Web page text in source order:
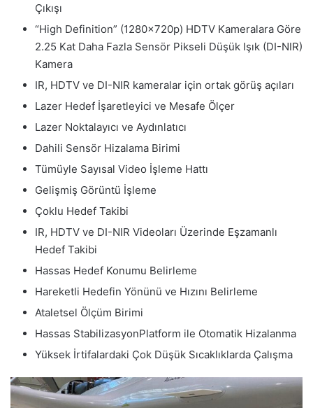
Çıkışı
“High Definition” (1280x720p) HDTV Kameralara Göre
2.25 Kat Daha Fazla Sensör Pikseli Düşük Işık (DI-NIR)
Kamera
IR, HDTV ve DI-NIR kameralar için ortak görüş açıları
Lazer Hedef İşaretleyici ve Mesafe Ölçer
Lazer Noktalayıcı ve Aydınlatıcı
Dahili Sensör Hizalama Birimi
Tümüyle Sayısal Video İşleme Hattı
Gelişmiş Görüntü İşleme
Çoklu Hedef Takibi
IR, HDTV ve DI-NIR Videoları Üzerinde Eşzamanlı
Hedef Takibi
Hassas Hedef Konumu Belirleme
Hareketli Hedefin Yönünü ve Hızını Belirleme
Ataletsel Ölçüm Birimi
Hassas StabilizasyonPlatform ile Otomatik Hizalanma
Yüksek İrtifalardaki Çok Düşük Sıcaklıklarda Çalışma